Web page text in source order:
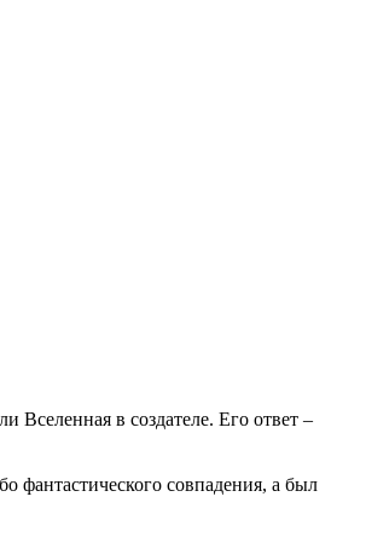
Вселенная в создателе. Его ответ –
фантастического совпадения, а был